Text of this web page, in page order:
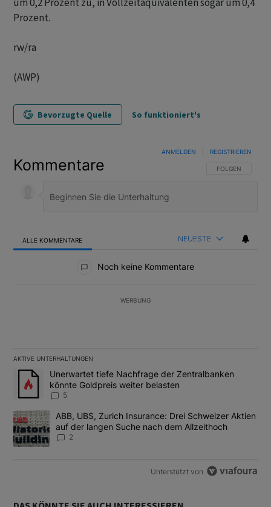
Prozent.
rw/ra
(AWP)
Bevorzugte Quelle So funktioniert's
Kommentare FOLGE DIESER
FOLGEN
ANMELDEN REGISTRIEREN
ALLE KOMMENTARE NEUESTE
Noch keine Kommentare
WERBUNG
AKTIVE UNTERHALTUNGEN
Das Folgende ist eine Liste der am meisten kommentierten
Ein Trendartikel mit dem Titel "Unerwartet tiefe Nachfrage der
Unerwartet tiefe Nachfrage der Zentralbanken
könnte Goldpreis weiter belasten
5
Ein Trendartikel mit dem Titel "ABB, UBS, Zurich Insurance:
ABB, UBS, Zurich Insurance: Drei Schweizer Aktien
auf der langen Suche nach dem Allzeithoch
2
Unterstützt von